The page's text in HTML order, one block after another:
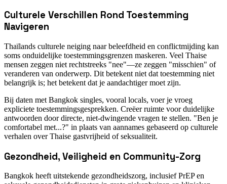
Culturele Verschillen Rond Toestemming
Navigeren
Thaïlands culturele neiging naar beleefdheid en conflictmijding kan
soms onduidelijke toestemmingsgrenzen maskeren. Veel Thaise
mensen zeggen niet rechtstreeks "nee"—ze zeggen "misschien" of
veranderen van onderwerp. Dit betekent niet dat toestemming niet
belangrijk is; het betekent dat je aandachtiger moet zijn.
Bij daten met Bangkok singles, vooral locals, voer je vroeg
expliciete toestemmingsgesprekken. Creëer ruimte voor duidelijke
antwoorden door directe, niet-dwingende vragen te stellen. "Ben je
comfortabel met...?" in plaats van aannames gebaseerd op culturele
verhalen over Thaise gastvrijheid of seksualiteit.
Gezondheid, Veiligheid en Community-Zorg
Bangkok heeft uitstekende gezondheidszorg, inclusief PrEP en